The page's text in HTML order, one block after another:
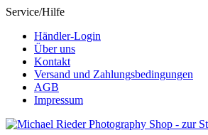
Service/Hilfe
Händler-Login
Über uns
Kontakt
Versand und Zahlungsbedingungen
AGB
Impressum